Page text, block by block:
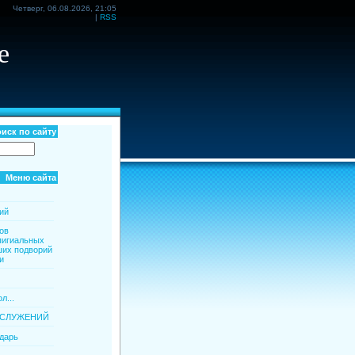
Четверг, 06.08.2026, 21:05
| RSS
по сайту
Меню сайта
подворий